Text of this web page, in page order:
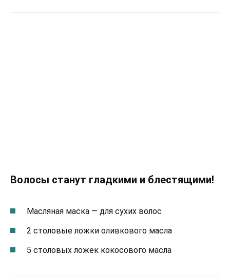
Волосы станут гладкими и блестящими!
Масляная маска — для сухих волос
2 столовые ложки оливкового масла
5 столовых ложек кокосового масла